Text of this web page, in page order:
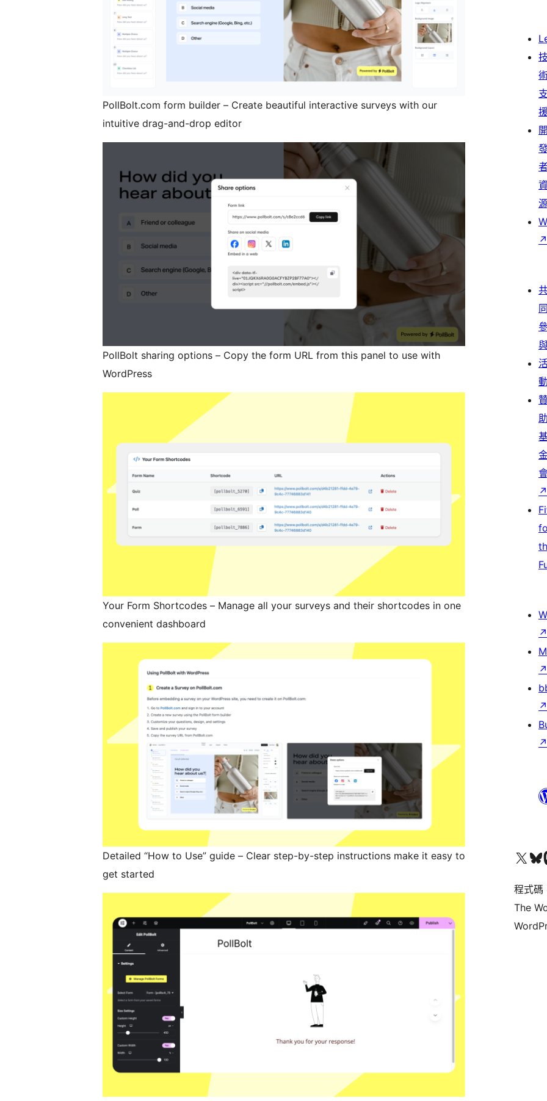
PollBolt.com form builder – Create beautiful interactive surveys with our
intuitive drag-and-drop editor
PollBolt sharing options – Copy the form URL from this panel to use with
WordPress
Your Form Shortcodes – Manage all your surveys and their shortcodes in one
convenient dashboard
Detailed “How to Use” guide – Clear step-by-step instructions make it easy to
get started
技
支
開
資
↗
同
動
助
↗
↗
↗
↗
↗
查看我們的 X (之前的 Twitter) 帳號造訪我們的 Bluesky 帳號造
程式碼
The